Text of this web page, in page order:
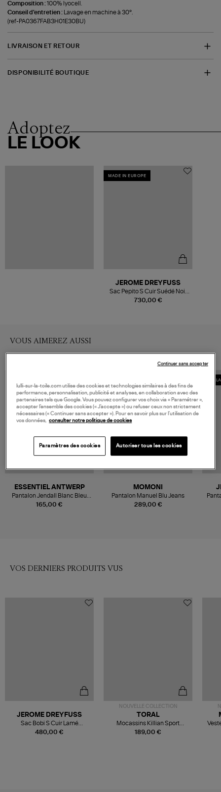
Composition :100% lyocell.
Conseil d'entretien : Lavage en machine à 30°.
(ref-PA0367FAB3H01E30BU)
LIVRAISON ET RETOUR
DISPONIBILITÉ BOUTIQUE
Adoptez
LE LOOK
MADE IN EUROPE
730,00 €
JEROME DREYFUSS
Sac Pepito S Cuir Suédé Noir
Doré
VOUS AIMEREZ AUSSI
165,00 €
ESSENTIEL ANTWERP
Pantalon Jendall Blanc Bleu
Clair
289,00 €
MOMONI
Pantalon Manuel Blu Jeans
VOS DERNIERS PRODUITS VUS
480,00 €
JEROME DREYFUSS
Sac Bobi S Cuir Lamé
Champagne
NOUVELLE COLLECTION
189,00 €
TORAL
Mocassins Killian Sport
Mousse
lulli-sur-la-toile.com utilise des cookies et technologies similaires à des fins de
performance, personnalisation, publicité et analyses, en collaboration avec des
partenaires tels que Google. Vous pouvez configurer vos choix via « Paramétrer »,
accepter l’ensemble des cookies (« J’accepte ») ou refuser ceux non strictement
nécessaires (« Continuer sans accepter »). Pour en savoir plus sur l’utilisation de
vos données, consulter notre politique de cookies
Paramètres des cookies Autoriser tous les cookies
Continuer sans accepter